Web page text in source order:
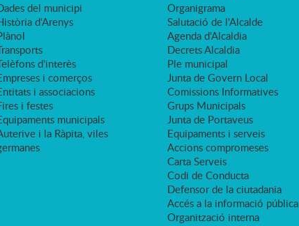
del municipi
d'Arenys
d'interès
i comerços
i associacions
i festes
municipals
i la Ràpita, viles
Organigrama
Salutació de l'Alcalde
Agenda d'Alcaldia
Decrets Alcaldia
Ple municipal
Junta de Govern Local
Comissions Informatives
Grups Municipals
Junta de Portaveus
Equipaments i serveis
Accions compromeses
Carta Serveis
Codi de Conducta
Defensor de la ciutadania
Accés a la informació pública
Organització interna